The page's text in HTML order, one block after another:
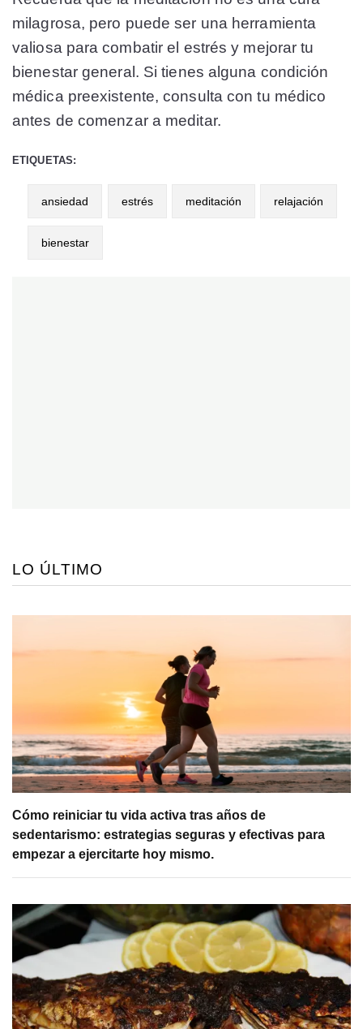
milagrosa, pero puede ser una herramienta
valiosa para combatir el estrés y mejorar tu
bienestar general. Si tienes alguna condición
médica preexistente, consulta con tu médico
antes de comenzar a meditar.
ETIQUETAS:
ansiedad estrés meditación relajación
bienestar
LO ÚLTIMO
Cómo reiniciar tu vida activa tras años de
sedentarismo: estrategias seguras y efectivas para
empezar a ejercitarte hoy mismo.